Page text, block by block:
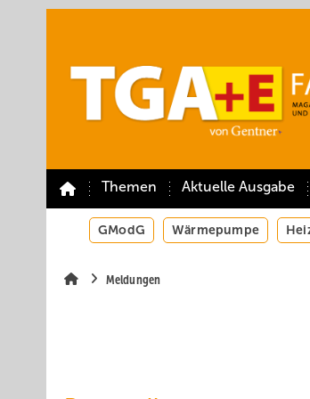
Themen Aktuelle Ausgabe
GModG Wärmepumpe
Meldungen